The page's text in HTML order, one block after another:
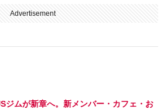
Advertisement
ジムが新章へ。新メンバー・カフェ・お